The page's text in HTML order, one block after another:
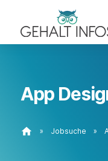
App
home » Jobsuche »